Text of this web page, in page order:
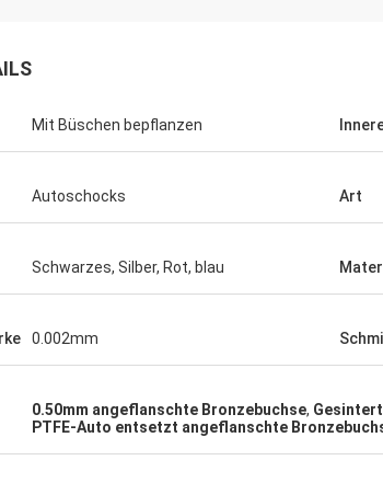
wir mögen
Mike
Wir tätigen Geschäft
Qualitätspartner!
Mit Büschen bepflanzen
Autoschocks Art
Schwarzes, Silber, Rot, blau
0.002mm
0.50mm angeflanschte Bronzebuchse,
PTFE-Auto entsetzt angeflanschte